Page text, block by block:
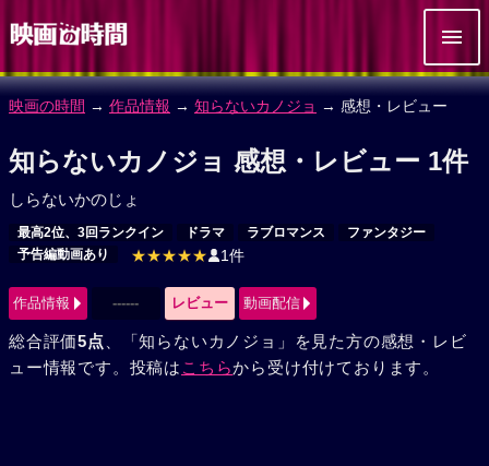
映画の時間 → 作品情報 → 知らないカノジョ → 感想・レビュー
知らないカノジョ 感想・レビュー 1件
しらないかのじょ
最高2位、3回ランクイン ドラマ ラブロマンス
ファンタジー
予告編動画あり
★★★★★ 1件
作品情報 ------ レビュー 動画配信
総合評価5点 、「知らないカノジョ」を見た方の感想・レビ
ュー情報です。投稿は こちらから受け付けております。